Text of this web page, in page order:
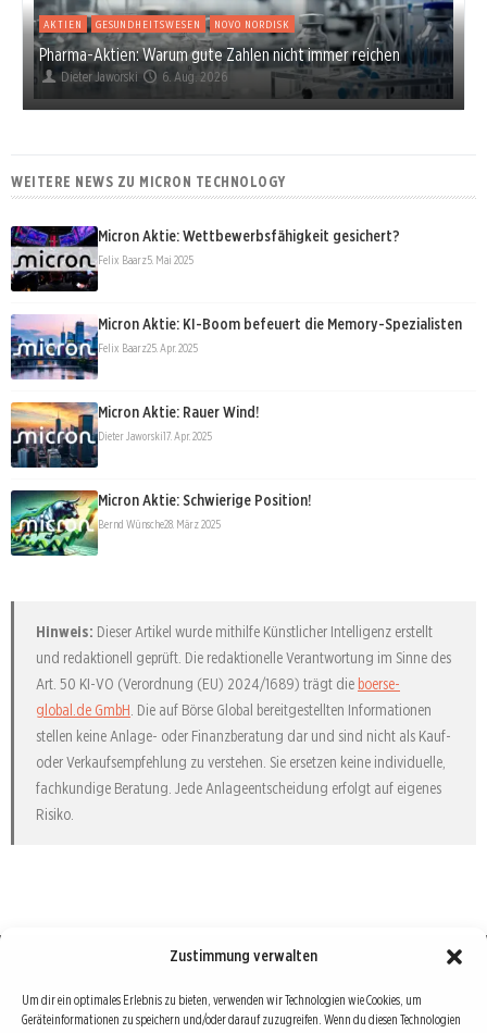
Zustimmung verwalten
Um dir ein optimales Erlebnis zu bieten, verwenden wir Technologien wie Cookies, um
Geräteinformationen zu speichern und/oder darauf zuzugreifen. Wenn du diesen Technologien
AKTIEN GESUNDHEITSWESEN NOVO NORDISK
Pharma-Aktien: Warum gute Zahlen nicht immer reichen
Dieter Jaworski 6. Aug. 2026
WEITERE NEWS ZU MICRON TECHNOLOGY
Micron Aktie: Wettbewerbsfähigkeit gesichert?
Felix Baarz5. Mai 2025
Micron Aktie: KI-Boom befeuert die Memory-Spezialisten
Felix Baarz25. Apr. 2025
Micron Aktie: Rauer Wind!
Dieter Jaworski17. Apr. 2025
Micron Aktie: Schwierige Position!
Bernd Wünsche28. März 2025
Hinweis: Dieser Artikel wurde mithilfe Künstlicher Intelligenz erstellt
und redaktionell geprüft. Die redaktionelle Verantwortung im Sinne des
Art. 50 KI-VO (Verordnung (EU) 2024/1689) trägt die boerse-
global.de GmbH. Die auf Börse Global bereitgestellten Informationen
stellen keine Anlage- oder Finanzberatung dar und sind nicht als Kauf-
oder Verkaufsempfehlung zu verstehen. Sie ersetzen keine individuelle,
fachkundige Beratung. Jede Anlageentscheidung erfolgt auf eigenes
Risiko.
Börse : lokal, international, global